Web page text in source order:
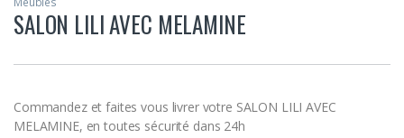
SALON LILI AVEC MELAMINE
Commandez et faites vous livrer votre SALON LILI AVEC
MELAMINE, en toutes sécurité dans 24h